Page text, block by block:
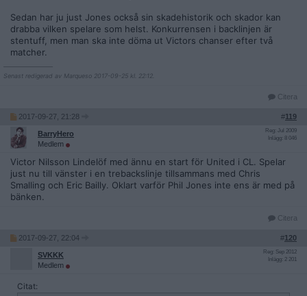
Sedan har ju just Jones också sin skadehistorik och skador kan
drabba vilken spelare som helst. Konkurrensen i backlinjen är
stentuff, men man ska inte döma ut Victors chanser efter två
matcher.
Senast redigerad av Marqueso 2017-09-25 kl. 22:12.
Citera
2017-09-27, 21:28 #119
BarryHero
Medlem
Reg: Jul 2009
Inlägg: 8 046
Victor Nilsson Lindelöf med ännu en start för United i CL. Spelar
just nu till vänster i en trebackslinje tillsammans med Chris
Smalling och Eric Bailly. Oklart varför Phil Jones inte ens är med på
bänken.
Citera
2017-09-27, 22:04 #120
SVKKK
Medlem
Reg: Sep 2012
Inlägg: 2 201
Citat: